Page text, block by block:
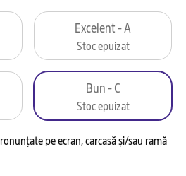
Excelent - A
Stoc epuizat
Bun - C
Stoc epuizat
pe ecran, carcasă și/sau ramă